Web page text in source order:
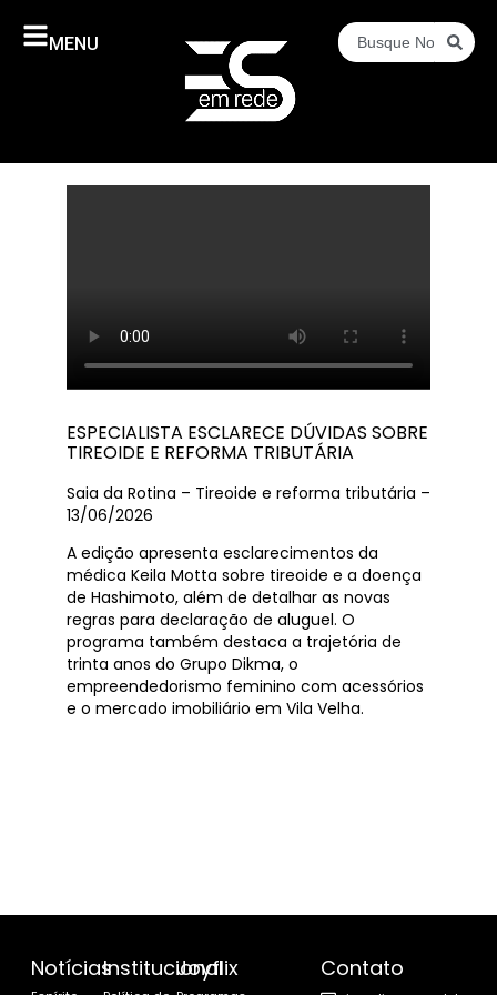
MENU
ESPECIALISTA ESCLARECE DÚVIDAS SOBRE
TIREOIDE E REFORMA TRIBUTÁRIA
Saia da Rotina – Tireoide e reforma tributária –
13/06/2026
A edição apresenta esclarecimentos da
médica Keila Motta sobre tireoide e a doença
de Hashimoto, além de detalhar as novas
regras para declaração de aluguel. O
programa também destaca a trajetória de
trinta anos do Grupo Dikma, o
empreendedorismo feminino com acessórios
e o mercado imobiliário em Vila Velha.
NotíciasInstitucional
Joyflix Contato